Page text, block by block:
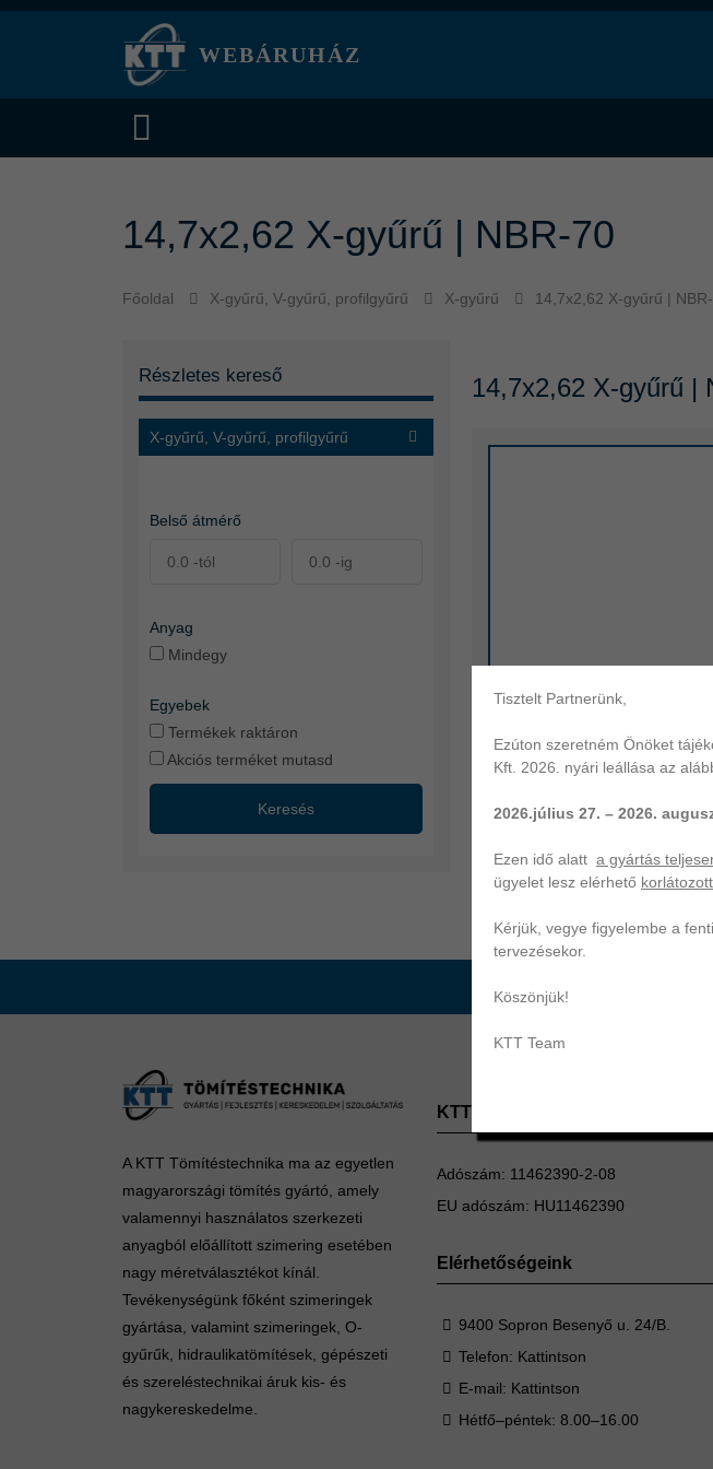
WEBÁRUHÁZ
14,7x2,62 X-gyűrű | NBR-70
Főoldal X-gyűrű, V-gyűrű, profilgyűrű X-gyűrű 14,7x2,62 X-gyűrű |
Részletes kereső
X-gyűrű, V-gyűrű, profilgyűrű
Belső átmérő
Anyag
Mindegy
Egyebek
Termékek raktáron
Akciós terméket mutasd
Keresés
14,7x2,62 X-gyűrű |
egyéb 14,7x2,62 x-ring xr
14,7x2,62 X-gyűrű | NBR-70.
tömítés gyártása és forgalmazása
A KTT Tömítéstechnika ma az egyetlen
magyarországi tömítés gyártó, amely
valamennyi használatos szerkezeti
anyagból előállított szimering esetében
nagy méretválasztékot kínál.
Tevékenységünk főként szimeringek
gyártása, valamint szimeringek, O-
gyűrűk, hidraulikatömítések, gépészeti
és szereléstechnikai áruk kis- és
nagykereskedelme.
KTT Tömítéstechnika Kft.
Adószám: 11462390-2-08
EU adószám: HU11462390
Elérhetőségeink
9400 Sopron Besenyő u. 24/B.
Telefon: Kattintson
E-mail: Kattintson
Hétfő–péntek: 8.00–16.00
Tisztelt Partnerünk,
Ezúton szeretném Önöket
Kft. 2026. nyári leállása az
2026.július 27. – 2026.
Ezen idő alatt a gyártás
ügyelet lesz elérhető
Kérjük, vegye figyelembe a
tervezésekor.
Köszönjük!
KTT Team